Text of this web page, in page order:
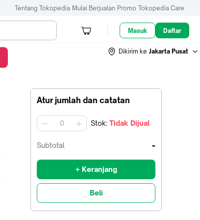
Tentang Tokopedia Mulai Berjualan Promo Tokopedia Care
Masuk Daftar
Dikirim ke Jakarta Pusat
Atur jumlah dan catatan
jumlah Stok: Tidak Dijual
Subtotal -
+ Keranjang
Beli